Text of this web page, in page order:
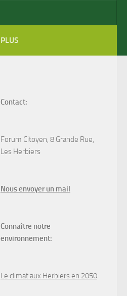
PLUS
Contact:
Forum Citoyen, 8 Grande Rue,
Les Herbiers
Nous envoyer un mail
Connaître notre
environnement:
Le climat aux Herbiers en 2050